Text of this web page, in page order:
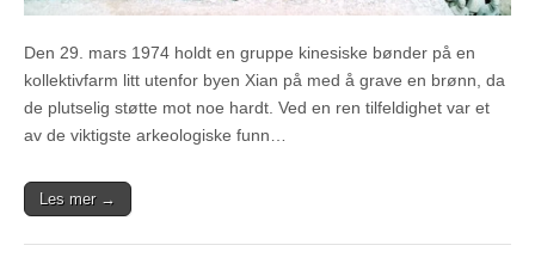
Den 29. mars 1974 holdt en gruppe kinesiske bønder på en
kollektivfarm litt utenfor byen Xian på med å grave en brønn, da
de plutselig støtte mot noe hardt. Ved en ren tilfeldighet var et
av de viktigste arkeologiske funn…
Les mer →